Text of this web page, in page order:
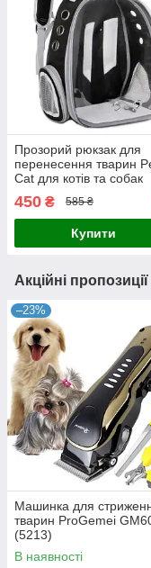
Прозорий рюкзак для
перенесення тварин
Cat для котів та собак
450 ₴ 585 ₴
Купити
Акційні
–23%
Машинка для
тварин ProGemei
(5213)
В наявності